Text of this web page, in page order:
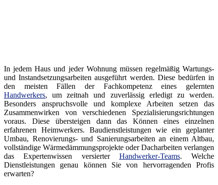
In jedem Haus und jeder Wohnung müssen regelmäßig Wartungs-
und Instandsetzungsarbeiten ausgeführt werden. Diese bedürfen in
den meisten Fällen der Fachkompetenz eines gelernten
Handwerkers, um zeitnah und zuverlässig erledigt zu werden.
Besonders anspruchsvolle und komplexe Arbeiten setzen das
Zusammenwirken von verschiedenen Spezialisierungsrichtungen
voraus. Diese übersteigen dann das Können eines einzelnen
erfahrenen Heimwerkers. Baudienstleistungen wie ein geplanter
Umbau, Renovierungs- und Sanierungsarbeiten an einem Altbau,
vollständige Wärmedämmungsprojekte oder Dacharbeiten verlangen
das Expertenwissen versierter Handwerker-Teams. Welche
Dienstleistungen genau können Sie von hervorragenden Profis
erwarten?